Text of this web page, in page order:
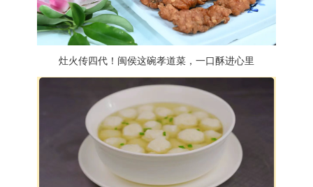
灶火传四代！闽侯这碗孝道菜，一口酥进心里